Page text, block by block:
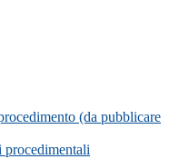
(da pubblicare